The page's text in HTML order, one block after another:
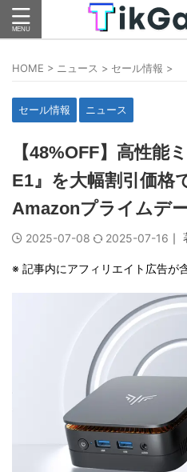
HOME > ニュース > セール情報 >
セール情報 ニュース
【48%OFF】高性能
E1』を大幅割引価格
Amazonプライムデ
2025-07-08 2025-07-16 ｜
※ 記事内にアフィリエイト広告が